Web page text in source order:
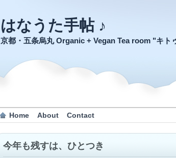
はなうた手帖 ♪
京都・五条烏丸 Organic + Vegan Tea room "キト
Home About Contact
今年も残すは、ひとつき